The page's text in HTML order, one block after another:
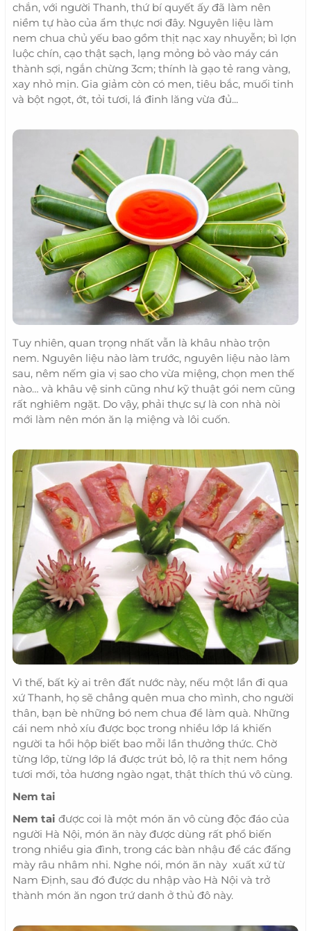
chắn, với người Thanh, thứ bí quyết ấy đã làm nên
niềm tự hào của ẩm thực nơi đây. Nguyên liệu làm
nem chua chủ yếu bao gồm thịt nạc xay nhuyễn; bì lợn
luộc chín, cạo thật sạch, lạng mỏng bỏ vào máy cán
thành sợi, ngắn chừng 3cm; thính là gạo tẻ rang vàng,
xay nhỏ mịn. Gia giảm còn có men, tiêu bắc, muối tinh
và bột ngọt, ớt, tỏi tươi, lá đinh lăng vừa đủ...
Tuy nhiên, quan trọng nhất vẫn là khâu nhào trộn
nem. Nguyên liệu nào làm trước, nguyên liệu nào làm
sau, nêm nếm gia vị sao cho vừa miệng, chọn men thế
nào… và khâu vệ sinh cũng như kỹ thuật gói nem cũng
rất nghiêm ngặt. Do vậy, phải thực sự là con nhà nòi
mới làm nên món ăn lạ miệng và lôi cuốn.
Vì thế, bất kỳ ai trên đất nước này, nếu một lần đi qua
xứ Thanh, họ sẽ chẳng quên mua cho mình, cho người
thân, bạn bè những bó nem chua để làm quà. Những
cái nem nhỏ xíu được bọc trong nhiều lớp lá khiến
người ta hồi hộp biết bao mỗi lần thưởng thức. Chờ
từng lớp, từng lớp lá được trút bỏ, lộ ra thịt nem hồng
tươi mới, tỏa hương ngào ngạt, thật thích thú vô cùng.
Nem tai
Nem tai được coi là một món ăn vô cùng độc đáo của
người Hà Nội, món ăn này được dùng rất phổ biến
trong nhiều gia đình, trong các bàn nhậu để các đấng
mày râu nhâm nhi. Nghe nói, món ăn này xuất xứ từ
Nam Định, sau đó được du nhập vào Hà Nội và trở
thành món ăn ngon trứ danh ở thủ đô này.